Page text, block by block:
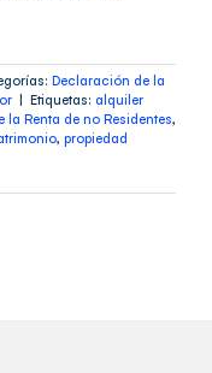
Declaración de la
| Etiquetas: alquiler
la Renta de no Residentes,
, propiedad